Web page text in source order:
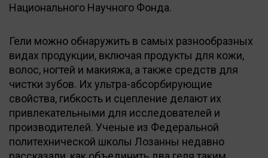
Национального Научного Фонда.
Гели можно обнаружить в самых разнообразных
видах продукции, включая продукты для кожи,
волос, ногтей и макияжа, а также средств для
чистки зубов. Их ультра-абсорбирующие
свойства, гибкость и сцепление делают их
привлекательными для исследователей и
производителей. Ученые из Федеральной
политехнической школы Лозанны недавно